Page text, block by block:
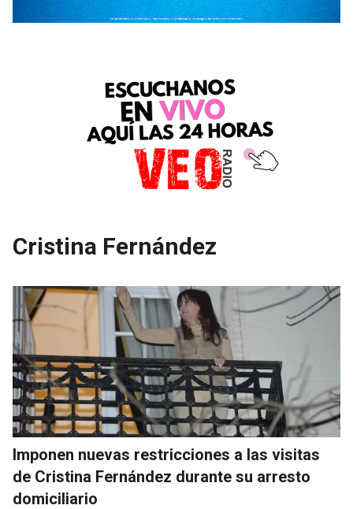
Cristina Fernández
Imponen nuevas restricciones a las visitas
de Cristina Fernández durante su arresto
domiciliario